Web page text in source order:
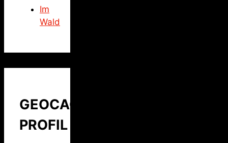
Im
Wald
GEOCACHING
PROFIL